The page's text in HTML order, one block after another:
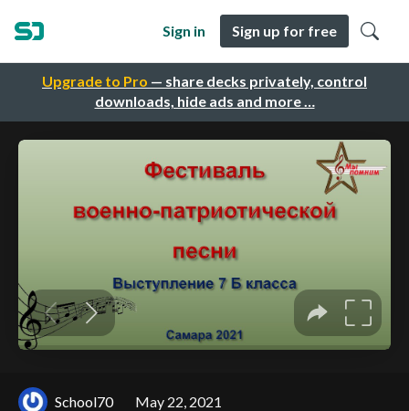
Upgrade to Pro — share decks privately, control
downloads, hide ads and more …
Sign in Sign up for free
School70 May 22, 2021